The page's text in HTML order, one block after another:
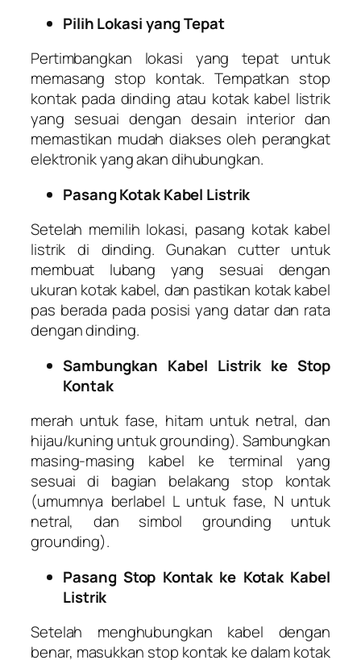
Pilih Lokasi yang Tepat
Pertimbangkan lokasi yang tepat untuk
memasang stop kontak. Tempatkan stop
kontak pada dinding atau kotak kabel listrik
yang sesuai dengan desain interior dan
memastikan mudah diakses oleh perangkat
elektronik yang akan dihubungkan.
Pasang Kotak Kabel Listrik
Setelah memilih lokasi, pasang kotak kabel
listrik di dinding. Gunakan cutter untuk
membuat lubang yang sesuai dengan
ukuran kotak kabel, dan pastikan kotak kabel
pas berada pada posisi yang datar dan rata
dengan dinding.
Sambungkan Kabel Listrik ke Stop
Kontak
merah untuk fase, hitam untuk netral, dan
hijau/kuning untuk grounding). Sambungkan
masing-masing kabel ke terminal yang
sesuai di bagian belakang stop kontak
(umumnya berlabel L untuk fase, N untuk
netral, dan simbol grounding untuk
grounding).
Pasang Stop Kontak ke Kotak Kabel
Listrik
Setelah menghubungkan kabel dengan
benar, masukkan stop kontak ke dalam kotak